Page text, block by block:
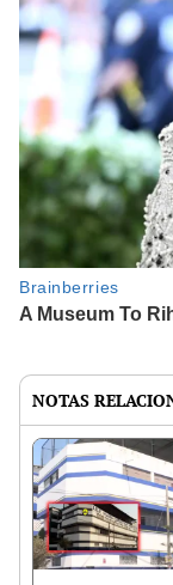
NOTAS